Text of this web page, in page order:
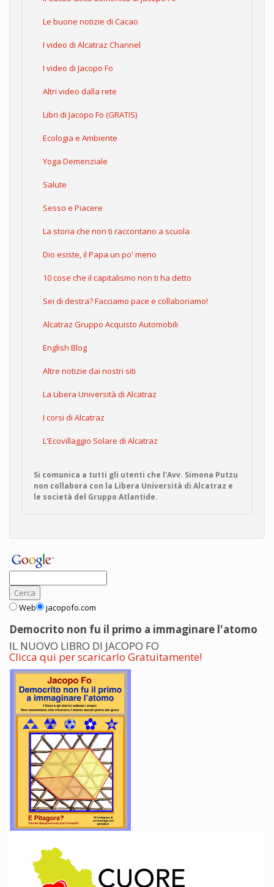
Le buone notizie di Cacao
I video di Alcatraz Channel
I video di Jacopo Fo
Altri video dalla rete
Libri di Jacopo Fo (GRATIS)
Ecologia e Ambiente
Yoga Demenziale
Salute
Sesso e Piacere
La storia che non ti raccontano a scuola
Dio esiste, il Papa un po' meno
10 cose che il capitalismo non ti ha detto
Sei di destra? Facciamo pace e collaboriamo!
Alcatraz Gruppo Acquisto Automobili
English Blog
Altre notizie dai nostri siti
La Libera Università di Alcatraz
I corsi di Alcatraz
L'Ecovillaggio Solare di Alcatraz
Si comunica a tutti gli utenti che l'Avv. Simona Putzu
non collabora con la Libera Università di Alcatraz e
le società del Gruppo Atlantide.
Web jacopofo.com
Democrito non fu il primo a immaginare l'atomo
IL NUOVO LIBRO DI JACOPO FO
Clicca qui per scaricarlo Gratuitamente!